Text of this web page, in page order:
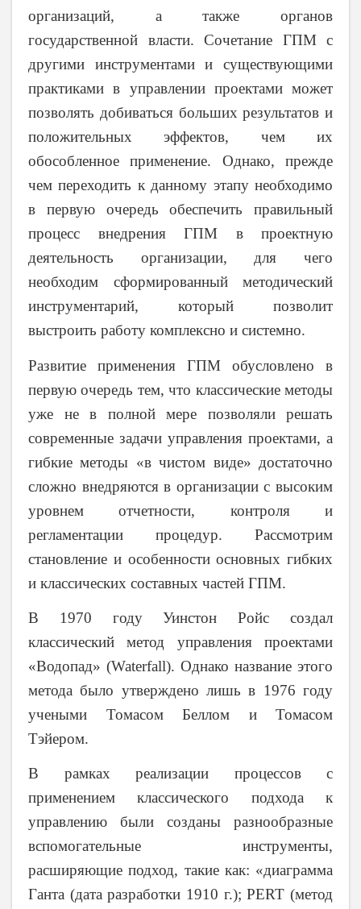
организаций, а также органов
государственной власти. Сочетание ГПМ с
другими инструментами и существующими
практиками в управлении проектами может
позволять добиваться больших результатов и
положительных эффектов, чем их
обособленное применение. Однако, прежде
чем переходить к данному этапу необходимо
в первую очередь обеспечить правильный
процесс внедрения ГПМ в проектную
деятельность организации, для чего
необходим сформированный методический
инструментарий, который позволит
выстроить работу комплексно и системно.
Развитие применения ГПМ обусловлено в
первую очередь тем, что классические методы
уже не в полной мере позволяли решать
современные задачи управления проектами, а
гибкие методы «в чистом виде» достаточно
сложно внедряются в организации с высоким
уровнем отчетности, контроля и
регламентации процедур. Рассмотрим
становление и особенности основных гибких
и классических составных частей ГПМ.
В 1970 году Уинстон Ройс создал
классический метод управления проектами
«Водопад» (Waterfall). Однако название этого
метода было утверждено лишь в 1976 году
учеными Томасом Беллом и Томасом
Тэйером.
В рамках реализации процессов с
применением классического подхода к
управлению были созданы разнообразные
вспомогательные инструменты,
расширяющие подход, такие как: «диаграмма
Ганта (дата разработки 1910 г.); PERT (метод